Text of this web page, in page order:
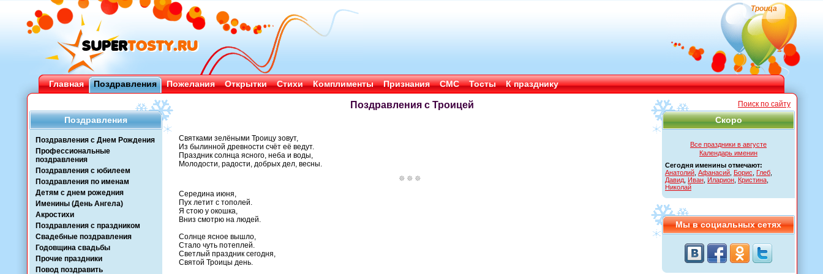
Троица
Главная Поздравления Пожелания Открытки Стихи Комплименты Признания СМС Тосты К празднику
Поздравления
Поздравления с Днем Рождения
Профессиональные
поздравления
Поздравления с юбилеем
Поздравления по именам
Детям с днем рожедния
Именины (День Ангела)
Акростихи
Поздравления с праздником
Свадебные поздравления
Годовщина свадьбы
Прочие праздники
Повод поздравить
Поиск по сайту
Скоро
Все праздники в августе
Календарь именин
Сегодня именины отмечают:
Анатолий Афанасий Борис Глеб
Давид Иван Иларион Кристина
Николай
Мы в социальных сетях
Поздравления с Троицей
Святками зелёными Троицу зовут,
Из былинной древности счёт её ведут.
Праздник солнца ясного, неба и воды,
Молодости, радости, добрых дел, весны.
Середина июня,
Пух летит с тополей.
Я стою у окошка,
Вниз смотрю на людей.
Солнце ясное вышло,
Стало чуть потеплей.
Светлый праздник сегодня,
Святой Троицы день.